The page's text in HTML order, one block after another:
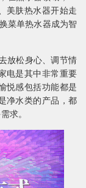
美肤热水器开始走
菜单热水器成为智
放松身心、调节情
电是其中非常重要
悦感包括功能都是
净水类的产品，都
求。